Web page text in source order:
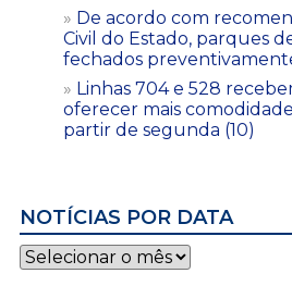
De acordo com
Civil do Estado, parques
fechados
Linhas 704 e 528
oferecer mais
partir de segunda (10)
NOTÍCIAS POR DATA
Notícias
por